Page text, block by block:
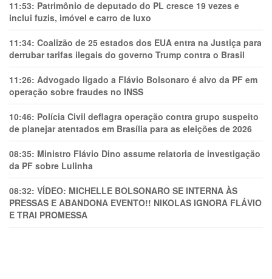
11:53: Patrimônio de deputado do PL cresce 19 vezes e
inclui fuzis, imóvel e carro de luxo
11:34: Coalizão de 25 estados dos EUA entra na Justiça para
derrubar tarifas ilegais do governo Trump contra o Brasil
11:26: Advogado ligado a Flávio Bolsonaro é alvo da PF em
operação sobre fraudes no INSS
10:46: Polícia Civil deflagra operação contra grupo suspeito
de planejar atentados em Brasília para as eleições de 2026
08:35: Ministro Flávio Dino assume relatoria de investigação
da PF sobre Lulinha
08:32: VÍDEO: MICHELLE BOLSONARO SE INTERNA ÀS
PRESSAS E ABANDONA EVENTO!! NIKOLAS IGNORA FLÁVIO
E TRAl PROMESSA